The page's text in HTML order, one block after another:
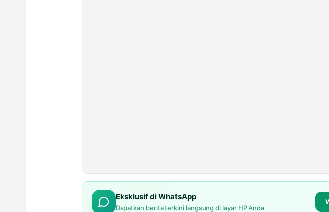
Eksklusif di WhatsApp
Dapatkan berita terkini langsung di layar HP Anda